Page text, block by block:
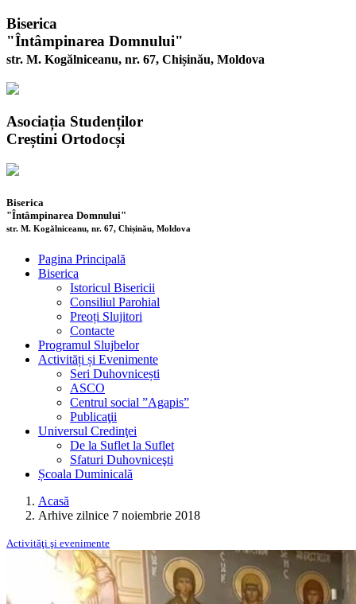
Biserica
"Întâmpinarea Domnului"
str. M. Kogălniceanu, nr. 67, Chișinău, Moldova
Asociația Studenților
Creștini Ortodocși
Biserica
"Întâmpinarea Domnului"
str. M. Kogălniceanu, nr. 67, Chișinău, Moldova
Pagina Principală
Biserica
Istoricul Bisericii
Consiliul Parohial
Preoți Slujitori
Contacte
Programul Slujbelor
Activități și Evenimente
Seri Duhovnicești
ASCO
Centrul social ”Agapis”
Publicaţii
Universul Credinţei
De la Suflet la Suflet
Sfaturi Duhovniceşti
Școala Duminicală
Acasă
Arhive zilnice 7 noiembrie 2018
Activităţi şi evenimente